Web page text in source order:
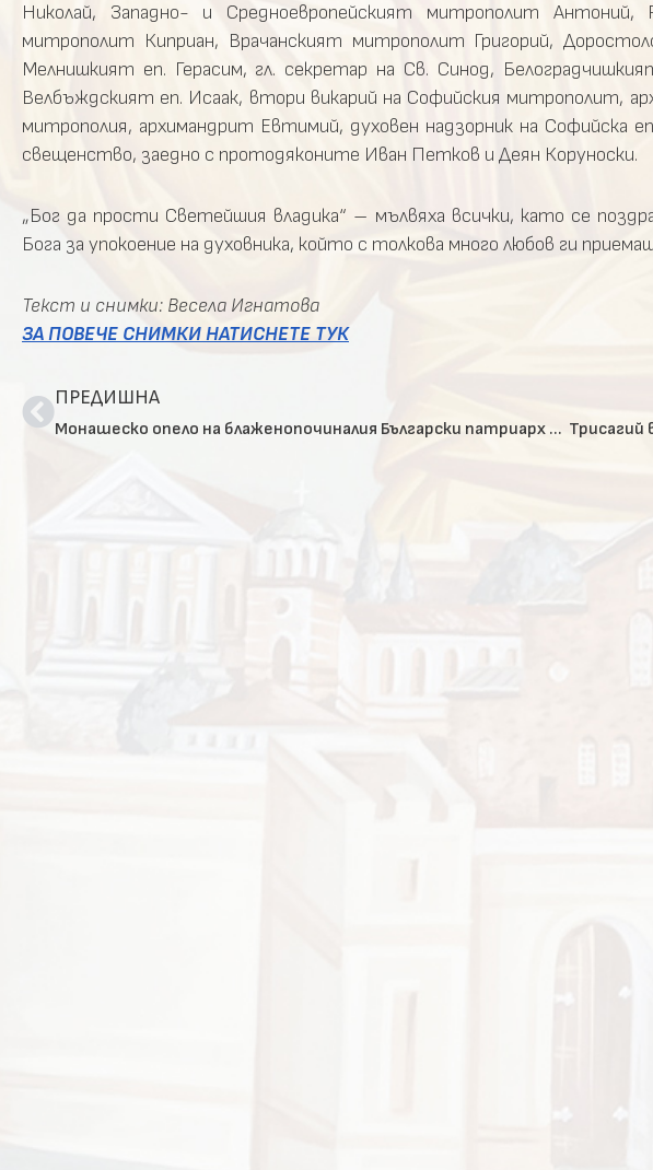
Николай, Западно- и Средноевропейският митрополит
митрополит Киприан, Врачанският митрополит Григорий,
Мелнишкият еп. Герасим, гл. секретар на Св. Синод,
Велбъждският еп. Исаак, втори викарий на Софийския митрополит,
митрополия, архимандрит Евтимий, духовен надзорник на Софийска
свещенство, заедно с протодяконите Иван Петков и Деян Коруноски.
„Бог да прости Светейшия владика“ – мълвяха всички, като се
Бога за упокоение на духовника, който с толкова много любов ги
Текст и снимки: Весела Игнатова
ЗА ПОВЕЧЕ СНИМКИ НАТИСНЕТЕ ТУК
ПРЕДИШНА
Монашеско опело на блаженопочиналия Български патриарх Неофит